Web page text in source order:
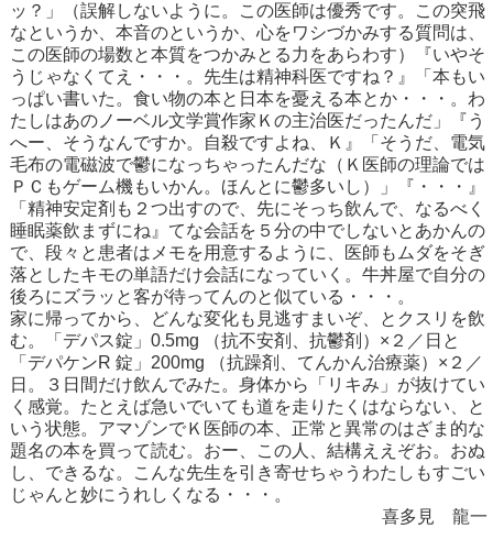
ッ？」（誤解しないように。この医師は優秀です。この突飛
なというか、本音のというか、心をワシづかみする質問は、
この医師の場数と本質をつかみとる力をあらわす）『いやそ
うじゃなくてえ・・・。先生は精神科医ですね？』「本もい
っぱい書いた。食い物の本と日本を憂える本とか・・・。わ
たしはあのノーベル文学賞作家Ｋの主治医だったんだ」『う
へー、そうなんですか。自殺ですよね、Ｋ』「そうだ、電気
毛布の電磁波で鬱になっちゃったんだな（Ｋ医師の理論では
ＰＣもゲーム機もいかん。ほんとに鬱多いし）」『・・・』
「精神安定剤も２つ出すので、先にそっち飲んで、なるべく
睡眠薬飲まずにね』てな会話を５分の中でしないとあかんの
で、段々と患者はメモを用意するように、医師もムダをそぎ
落としたキモの単語だけ会話になっていく。牛丼屋で自分の
後ろにズラッと客が待ってんのと似ている・・・。
家に帰ってから、どんな変化も見逃すまいぞ、とクスリを飲
む。「デパス錠」0.5mg （抗不安剤、抗鬱剤）×２／日と
「デパケンR 錠」200mg （抗躁剤、てんかん治療薬）×２／
日。３日間だけ飲んでみた。身体から「リキみ」が抜けてい
く感覚。たとえば急いでいても道を走りたくはならない、と
いう状態。アマゾンでＫ医師の本、正常と異常のはざま的な
題名の本を買って読む。おー、この人、結構ええぞお。おぬ
し、できるな。こんな先生を引き寄せちゃうわたしもすごい
じゃんと妙にうれしくなる・・・。
喜多見 龍一